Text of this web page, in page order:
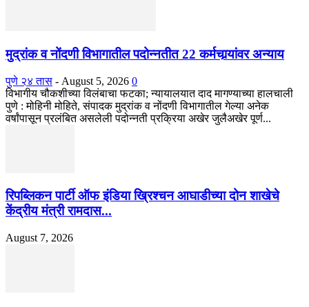
मुद्रांक व नोंदणी विभागातील पदोन्नतीत 22 कर्मचार्‍यांवर अन्याय
पुणे २४ तास - August 5, 2026 0
विभागीय चौकशीच्या विलंबाचा फटका; न्यायालयात दाद मागण्याच्या हालचाली
पुणे : मोहिनी मोहिते, संपादक मुद्रांक व नोंदणी विभागातील गेल्या अनेक
वर्षांपासून प्रलंबित असलेली पदोन्नती प्रक्रिया अखेर जुलैअखेर पूर्ण...
रिपब्लिकन पार्टी ऑफ इंडिया ख्रिश्चन आघाडीच्या दोन शाखेचे
केंद्रीय मंत्री रामदास...
August 7, 2026